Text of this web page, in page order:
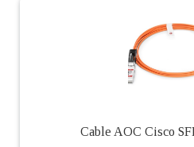
Cable AOC Cisco